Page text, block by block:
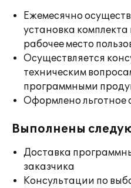
Ежемесячно
установка
рабочее место
Осуществляется
техническим
программными
Оформлено
Выполнены
Доставка
заказчика
Консультации по